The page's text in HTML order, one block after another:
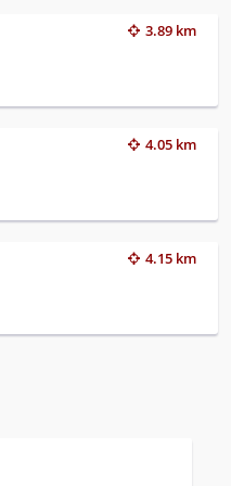
3.89 km
4.05 km
4.15 km